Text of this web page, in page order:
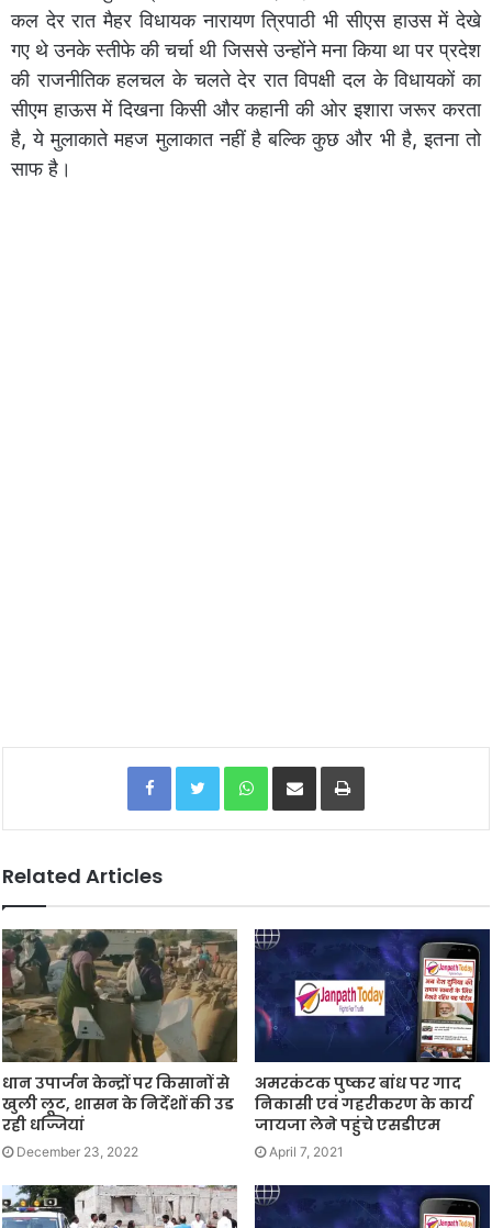
कल देर रात मैहर विधायक नारायण त्रिपाठी भी सीएस हाउस में देखे
गए थे उनके स्तीफे की चर्चा थी जिससे उन्होंने मना किया था पर प्रदेश
की राजनीतिक हलचल के चलते देर रात विपक्षी दल के विधायकों का
सीएम हाऊस में दिखना किसी और कहानी की ओर इशारा जरूर करता
है, ये मुलाकाते महज मुलाकात नहीं है बल्कि कुछ और भी है, इतना तो
साफ है।
Facebook Twitter WhatsApp
Related Articles
धान उपार्जन केन्द्रों पर किसानों से
खुली लूट, शासन के निर्देशों की उड
रही धज्जियां
December 23, 2022
अमरकंटक पुष्कर बांध पर गाद
निकासी एवं गहरीकरण के कार्य
जायजा लेने पहुंचे एसडीएम
April 7, 2021